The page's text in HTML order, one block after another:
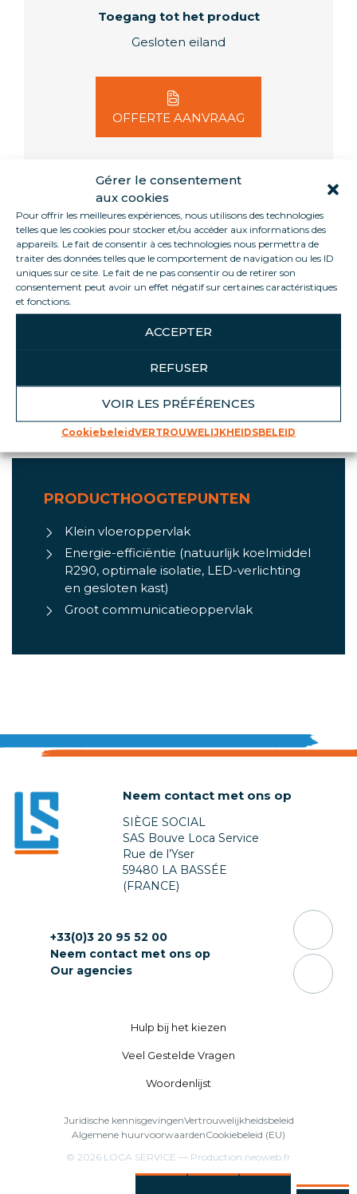
Gérer le consentement
aux cookies
Pour offrir les meilleures expériences, nous utilisons des technologies
telles que les cookies pour stocker et/ou accéder aux informations des
appareils. Le fait de consentir à ces technologies nous permettra de
traiter des données telles que le comportement de navigation ou les ID
uniques sur ce site. Le fait de ne pas consentir ou de retirer son
consentement peut avoir un effet négatif sur certaines caractéristiques
et fonctions.
ACCEPTER
REFUSER
VOIR LES PRÉFÉRENCES
CookiebeleidVERTROUWELIJKHEIDSBELEID
Toegang tot het product
Gesloten eiland
OFFERTE AANVRAAG
Informations
De IGLOO is de perfecte verticale minidisplay om
een diepvriesproduct, een innovatie of een
seizoensassortiment onder de aandacht te
brengen. Dankzij het kleine oppervlak kan de
IGLOO overal in de winkel worden geplaatst: in de
voor de kassa om impulsaankopen te stimuleren
of in cross-merchandising om verse en droge
producten te combineren. Al onze units zijn
ondergebracht in groepen.
PRODUCTHOOGTEPUNTEN
Klein vloeroppervlak
Energie-efficiëntie (natuurlijk koelmiddel
R290, optimale isolatie, LED-verlichting
en gesloten kast)
Groot communicatieoppervlak
Neem contact met ons op
SIÈGE SOCIAL
SAS Bouve Loca Service
Rue de l’Yser
59480 LA BASSÉE
(FRANCE)
+33(0)3 20 95 52 00
Neem contact met ons op
Our agencies
Hulp bij het kiezen
Veel Gestelde Vragen
Woordenlijst
Juridische kennisgevingenVertrouwelijkheidsbeleid
Algemene huurvoorwaardenCookiebeleid (EU)
© 2026 LOCA SERVICE — Production neoweb.fr